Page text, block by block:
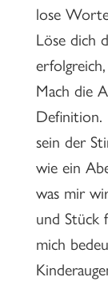
lose
Löse dich
Mach die
Definition.
sein der
wie ein
was mir
und Stück
mich